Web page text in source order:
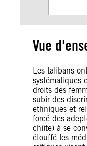
Vue
Les talibans
systématiques
droits des
subir des
ethniques et
forcé des
chiite) à se
étouffé les